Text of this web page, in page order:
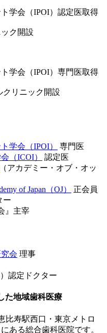
学会（IPOI）認定医取得
ク開設
学会（IPOI）専門医取得
クリニック開設
学会（IPOI）
専門医
（ICOI）
認定医
（アカデミー・オブ・オッ
of Japan（OJ）
正会員
ー
』主宰
会 理事
認定ドクター
た地域歯科医療
比寿駅西口・東京メトロ
ある総合歯科医院です。